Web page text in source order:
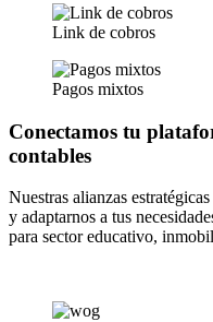
Link de cobros
Pagos mixtos
Conectamos tu
contables
Nuestras alianzas
y adaptarnos a tus
para sector educativo,